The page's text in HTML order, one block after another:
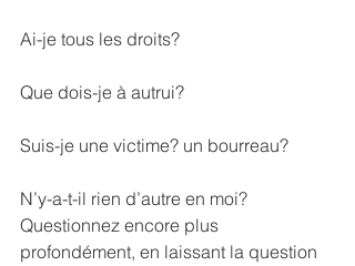
Ai-je tous les droits?
Que dois-je à autrui?
Suis-je une victime? un bourreau?
N’y-a-t-il rien d’autre en moi?
Questionnez encore plus
profondément, en laissant la question